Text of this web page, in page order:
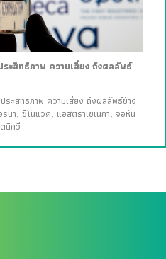
ะสิทธิภาพ ความเสี่ยง ถึงผลลัพธ์
ะสิทธิภาพ ความเสี่ยง ถึงผลลัพธ์ข้าง
ร์นา, ซิโนแวค, แอสตราเซเนกา, จอห์น
นิกวี